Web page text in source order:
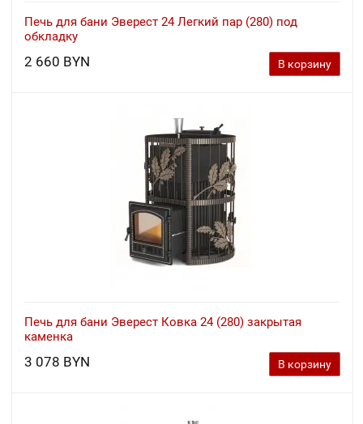
Печь для бани Эверест 24 Легкий пар (280) под
обкладку
2 660 BYN В корзину
Печь для бани Эверест Ковка 24 (280) закрытая
каменка
3 078 BYN В корзину